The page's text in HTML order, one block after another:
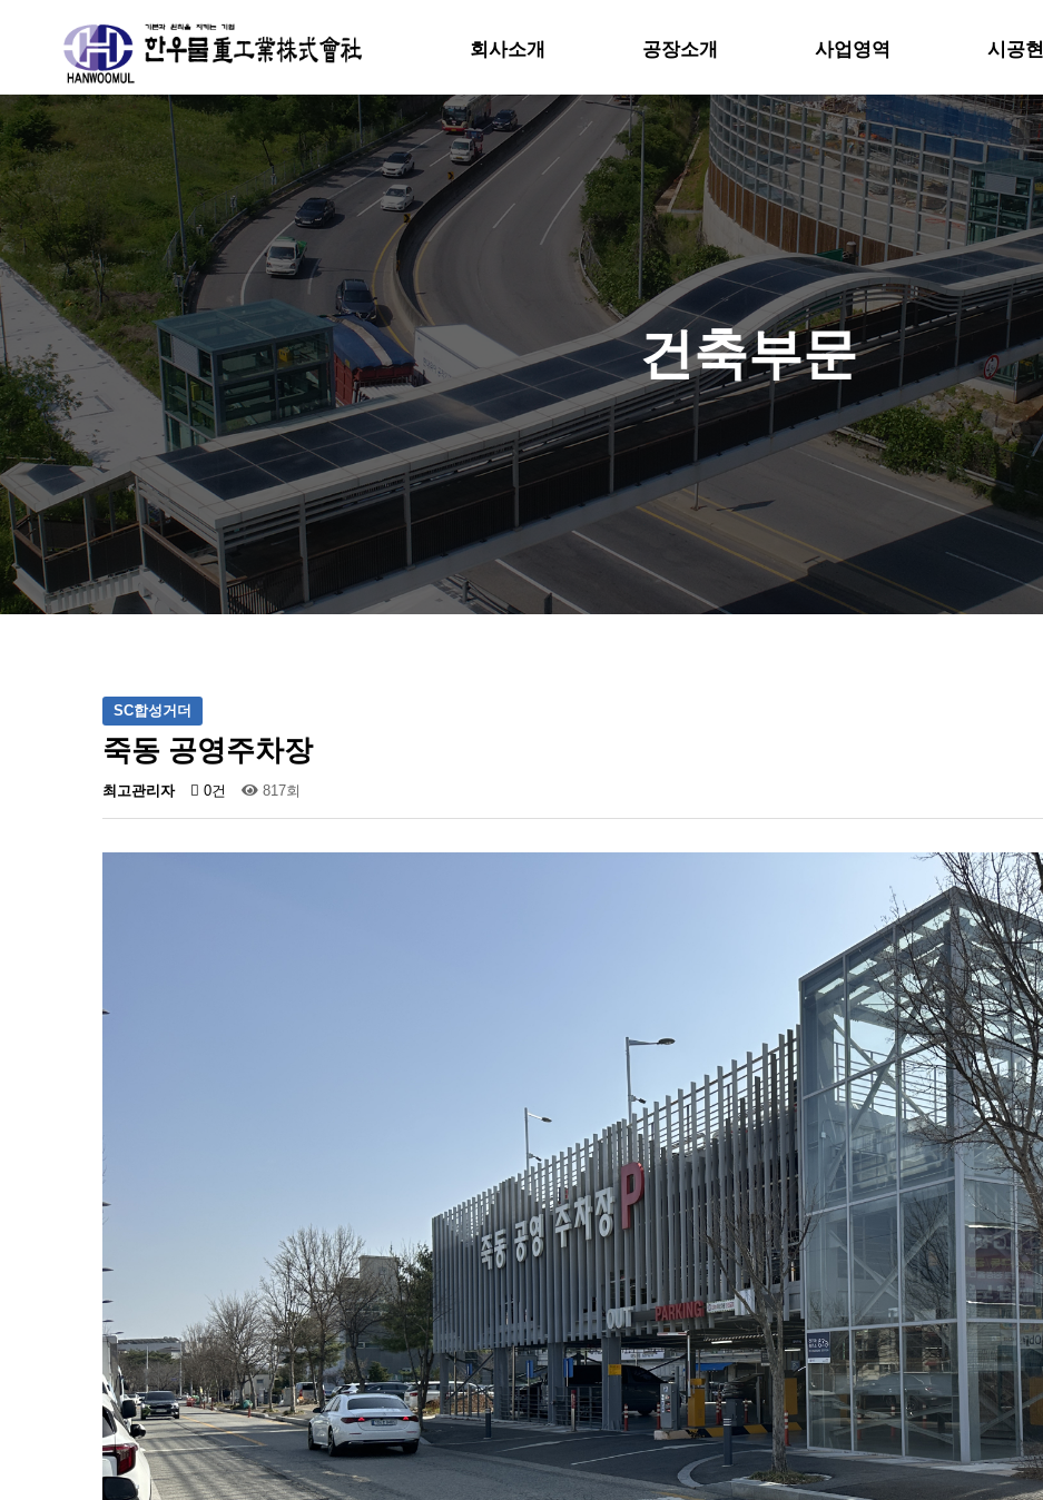
회사소개
류
공장소개
하위분류
사업영역
하위분류
시공
하위분류 하위분류
건축부문
SC합성거더
죽동 공영주차장
최고관리자 0건 817회